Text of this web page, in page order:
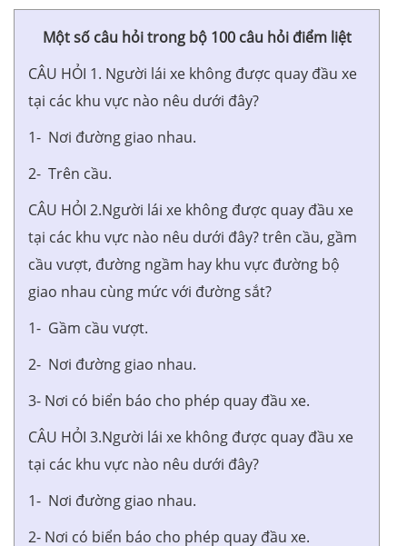
Một số câu hỏi trong bộ 100 câu hỏi điểm liệt
CÂU HỎI 1. Người lái xe không được quay đầu xe
tại các khu vực nào nêu dưới đây?
1- Nơi đường giao nhau.
2- Trên cầu.
CÂU HỎI 2.Người lái xe không được quay đầu xe
tại các khu vực nào nêu dưới đây? trên cầu, gầm
cầu vượt, đường ngầm hay khu vực đường bộ
giao nhau cùng mức với đường sắt?
1- Gầm cầu vượt.
2- Nơi đường giao nhau.
3- Nơi có biển báo cho phép quay đầu xe.
CÂU HỎI 3.Người lái xe không được quay đầu xe
tại các khu vực nào nêu dưới đây?
1- Nơi đường giao nhau.
2- Nơi có biển báo cho phép quay đầu xe.